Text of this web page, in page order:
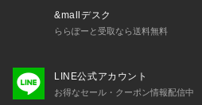
&mallデスク
ららぽーと受取なら送料無料
LINE公式アカウント
お得なセール・クーポン情報配信中